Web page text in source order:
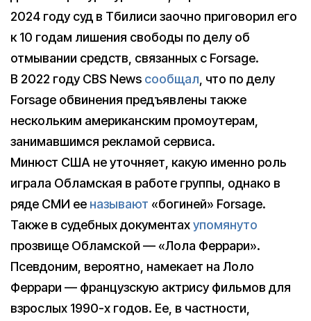
2024 году суд в Тбилиси заочно приговорил его
к 10 годам лишения свободы по делу об
отмывании средств, связанных с Forsage.
В 2022 году CBS News сообщал, что по делу
Forsage обвинения предъявлены также
нескольким американским промоутерам,
занимавшимся рекламой сервиса.
Минюст США не уточняет, какую именно роль
играла Обламская в работе группы, однако в
ряде СМИ ее называют «богиней» Forsage.
Также в судебных документахупомянуто
прозвище Обламской — «Лола Феррари».
Псевдоним, вероятно, намекает на Лоло
Феррари — французскую актрису фильмов для
взрослых 1990-х годов. Ее, в частности,